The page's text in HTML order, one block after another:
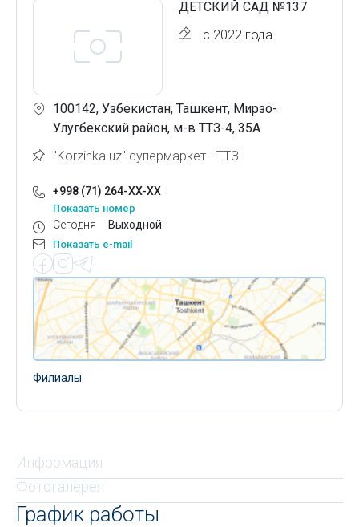
ДЕТСКИЙ САД №137
с 2022 года
100142, Узбекистан, Ташкент, Мирзо-
Улугбекский район, м-в ТТЗ-4, 35А
"Korzinka.uz" супермаркет - ТТЗ
+998 (71) 264-XX-XX
Показать номер
Сегодня Выходной
Показать e-mail
Филиалы
Информация
Фотогалерея
График работы